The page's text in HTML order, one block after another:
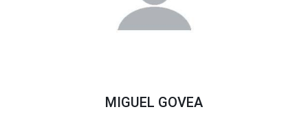
MIGUEL GOVEA